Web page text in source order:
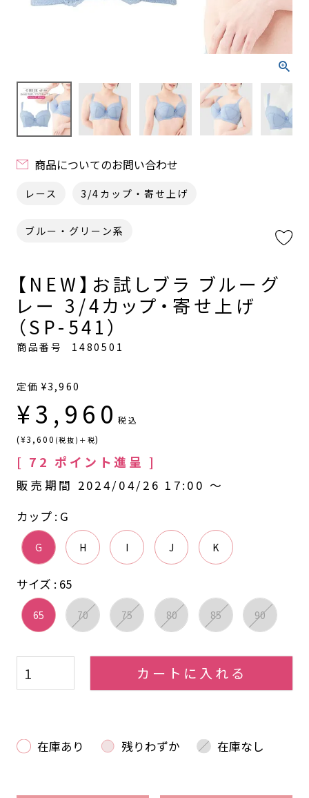
商品についてのお問い合わせ
レース 3/4カップ・寄せ上げ
ブルー・グリーン系
【NEW】お試しブラ ブルーグ
レー 3/4カップ・寄せ上げ
（SP-541）
商品番号 1480501
定価 ¥3,960
¥3,960 税込
(¥3,600 (税抜)＋税)
[ 72 ポイント進呈 ]
販売期間 2024/04/26 17:00 〜
サイズ 65
65 70 75 80 85 90
カップ G
G H I J K
カートに入れる
在庫あり 残りわずか 在庫なし